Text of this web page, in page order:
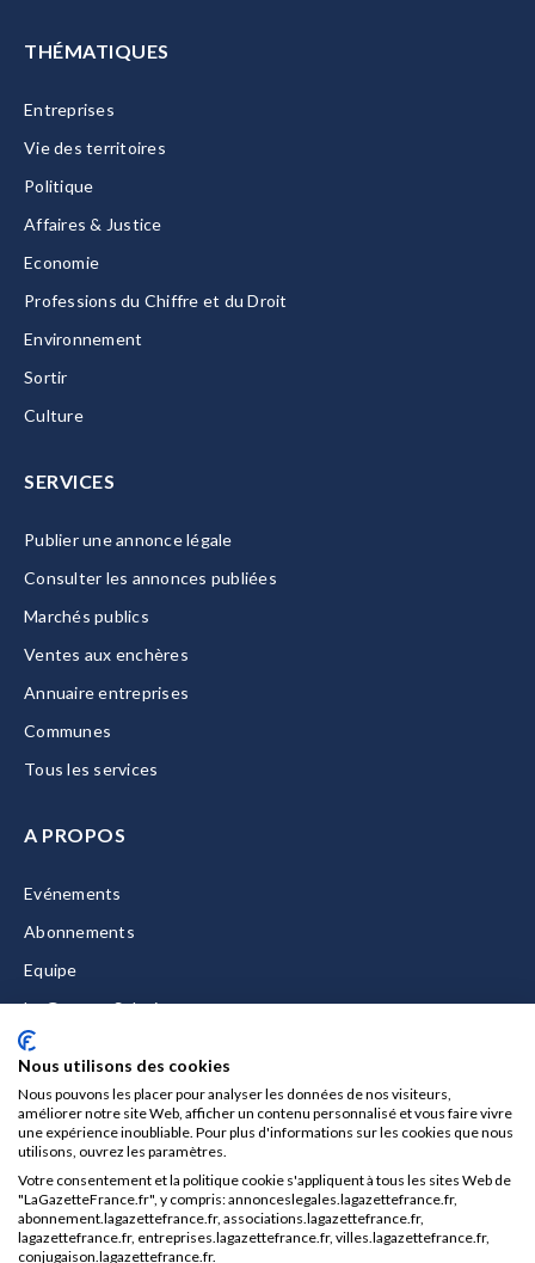
THÉMATIQUES
Entreprises
Vie des territoires
Politique
Affaires & Justice
Economie
Professions du Chiffre et du Droit
Environnement
Sortir
Culture
SERVICES
Publier une annonce légale
Consulter les annonces publiées
Marchés publics
Ventes aux enchères
Annuaire entreprises
Communes
Tous les services
A PROPOS
Evénements
Abonnements
Equipe
La Gazette Solutions
Nous contacter
Mentions légales
CGU/CGV
Données personnelles
Nous utilisons des cookies
Nous pouvons les placer pour analyser les données de nos visiteurs,
améliorer notre site Web, afficher un contenu personnalisé et vous faire vivre
une expérience inoubliable. Pour plus d'informations sur les cookies que nous
utilisons, ouvrez les paramètres.
Votre consentement et la politique cookie s'appliquent à tous les sites Web de
"LaGazetteFrance.fr", y compris: annonceslegales.lagazettefrance.fr,
abonnement.lagazettefrance.fr, associations.lagazettefrance.fr,
lagazettefrance.fr, entreprises.lagazettefrance.fr, villes.lagazettefrance.fr,
conjugaison.lagazettefrance.fr.